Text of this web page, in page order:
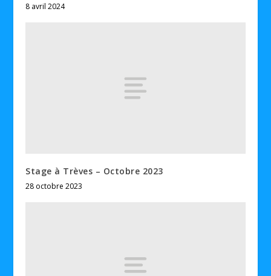
8 avril 2024
Stage à Trèves – Octobre 2023
28 octobre 2023